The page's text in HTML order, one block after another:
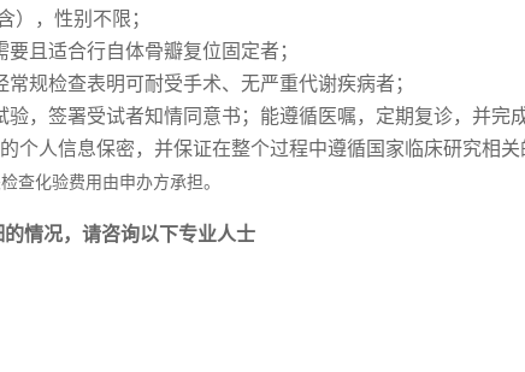
），性别不限；
且适合行自体骨瓣复位固定者；
常规检查表明可耐受手术、无严重代谢疾病者；
验，签署受试者知情同意书；能遵循医嘱，定期复诊，并完
个人信息保密，并保证在整个过程中遵循国家临床研究相关
查化验费用由申办方承担。
情况，请咨询以下专业人士